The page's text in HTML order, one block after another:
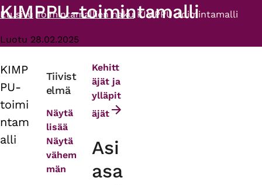
Murupolku
Etusivu Toimintamallien haku KIMPPU-toimintamalli
KIMPPU-toimintamalli
Luotu 28.02.2025
Primary
tabs
KIMP
PU-
toimi
ntam
alli
Tiivist
elmä
Näytä
lisää
Näytä
vähem
män
Kehitt
äjät ja
ylläpit
äjät
Asi
asa